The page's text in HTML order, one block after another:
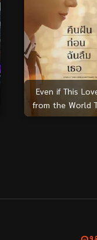
Even if This
from the World
ก่อนฉันลืมเ